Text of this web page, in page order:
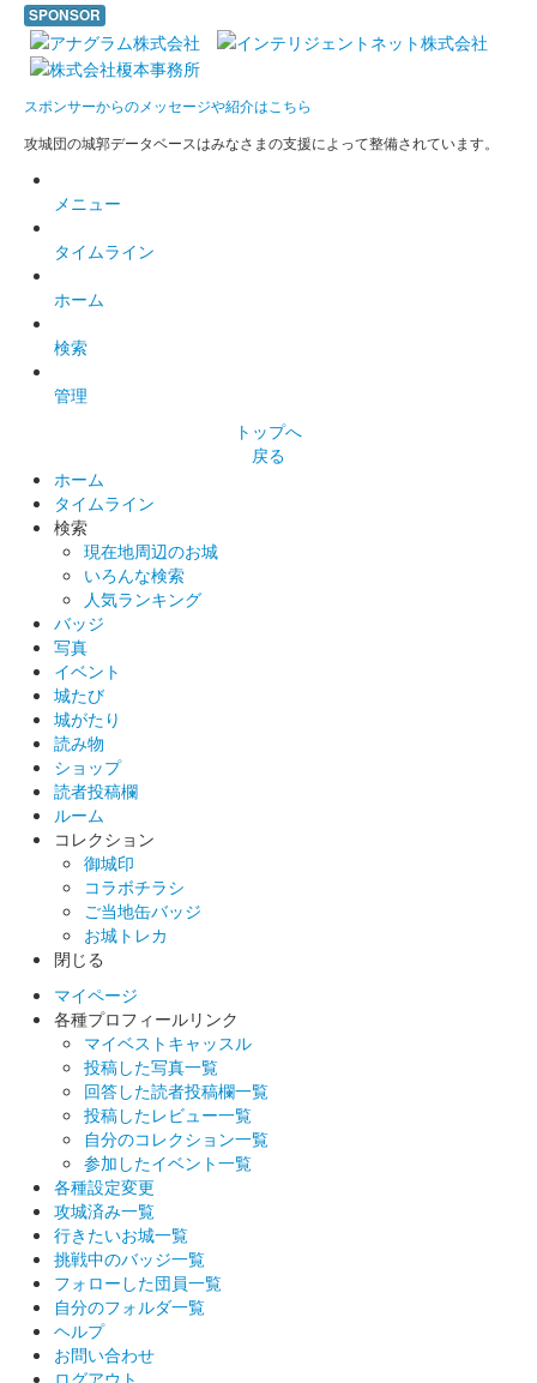
沼田城跡 御城印
販売終了
沼田城跡 御城印
販売終了
沼田城跡 御城印
販売終了
巳年特別版 松之屋自販機限定
販売終了
沼田城 御城印
販売終了
沼田城 御城印
販売終了
老神温泉で開催される十二年に一度の大蛇まつり巳年開催を記念
して「大蛇みこし」がデザインされている。25セット限定
沼田城 御城印
販売終了
50セット限定
蔵内城（沼田城） 御城印
義公ベラちゃん銀版
50セット限定
沼田城 御城印 文真堂書店限定 信之公ベラちゃん金版
販売終了
50セット限定
SPONSOR
スポンサーからのメッセージや紹介はこちら
攻城団の城郭データベースはみなさまの支援によって整備されています。
メニュー
タイムライン
ホーム
検索
管理
トップへ
戻る
ホーム
タイムライン
検索
現在地周辺のお城
いろんな検索
人気ランキング
バッジ
写真
イベント
城たび
城がたり
読み物
ショップ
読者投稿欄
ルーム
コレクション
御城印
コラボチラシ
ご当地缶バッジ
お城トレカ
閉じる
マイページ
各種プロフィールリンク
マイベストキャッスル
投稿した写真一覧
回答した読者投稿欄一覧
投稿したレビュー一覧
自分のコレクション一覧
参加したイベント一覧
各種設定変更
攻城済み一覧
行きたいお城一覧
挑戦中のバッジ一覧
フォローした団員一覧
自分のフォルダ一覧
ヘルプ
お問い合わせ